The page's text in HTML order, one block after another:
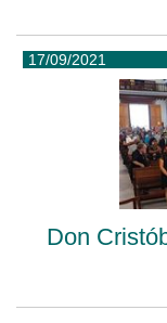
17/09/2021
Don